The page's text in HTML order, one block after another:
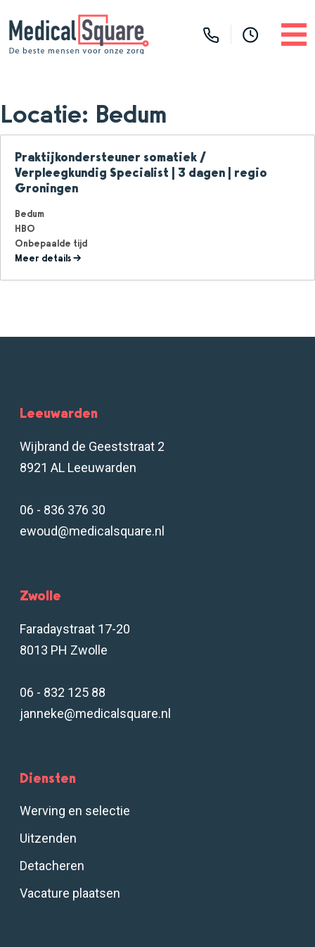
Locatie: Bedum
Praktijkondersteuner somatiek /
Verpleegkundig Specialist | 3 dagen | regio
Groningen
Bedum
HBO
Onbepaalde tijd
Meer details
Leeuwarden
Wijbrand de Geeststraat 2
8921 AL Leeuwarden
06 - 836 376 30
ewoud@medicalsquare.nl
Zwolle
Faradaystraat 17-20
8013 PH Zwolle
06 - 832 125 88
janneke@medicalsquare.nl
Diensten
Werving en selectie
Uitzenden
Detacheren
Vacature plaatsen